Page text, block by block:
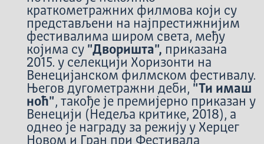
краткометражних филмова који су
представљени на најпрестижнијим
фестивалима широм света, међу
којима су "Дворишта", приказана
2015. у селекцији Хоризонти на
Венецијанском филмском фестивалу.
Његов дугометражни деби, "Ти имаш
ноћ", такође је премијерно приказан у
Венецији (Недеља критике, 2018), а
однео је награду за режију у Херцег
Новом и Гран при Фестивала